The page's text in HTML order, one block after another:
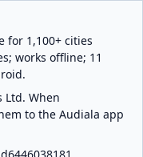
for 1,100+ cities
works offline; 11
Ltd. When
to the Audiala app